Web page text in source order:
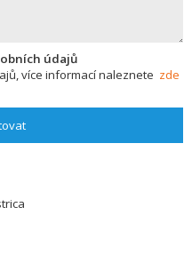
údajů
více informací naleznete zde